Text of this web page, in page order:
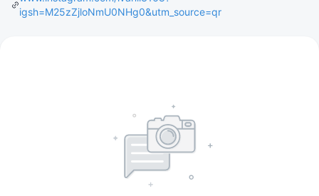
igsh=M25zZjloNmU0NHg0&utm_source=qr